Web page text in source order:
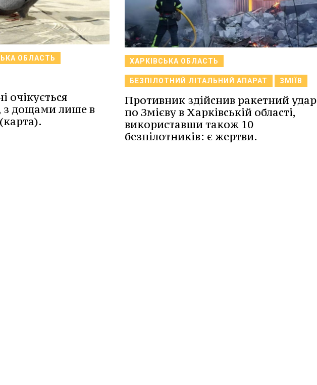
ОБЛАСТЬ
очікується
з дощами лише в
ХАРКІВСЬКА ОБЛАСТЬ
БЕЗПІЛОТНИЙ ЛІТАЛЬНИЙ АПАРАТ ЗМІЇВ
Противник здійснив ракетний удар
по Змієву в Харківській області,
використавши також 10
безпілотників: є жертви.